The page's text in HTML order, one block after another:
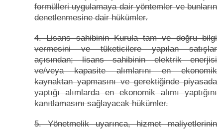
formülleri uygulamaya dair yöntemler ve bunların
denetlenmesine dair hükümler.
4. Lisans sahibinin Kurula tam ve doğru bilgi
vermesini ve tüketicilere yapılan satışlar
açısından; lisans sahibinin elektrik enerjisi
ve/veya kapasite alımlarını en ekonomik
kaynaktan yapmasını ve gerektiğinde piyasada
yaptığı alımlarda en ekonomik alımı yaptığını
kanıtlamasını sağlayacak hükümler.
5. Yönetmelik uyarınca, hizmet maliyetlerinin